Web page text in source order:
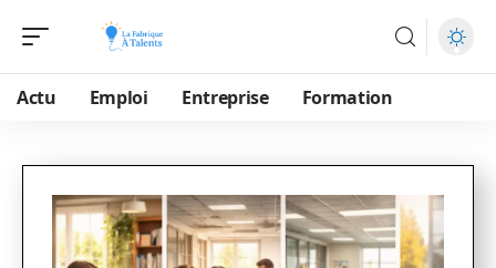
Actu Emploi Entreprise Formation